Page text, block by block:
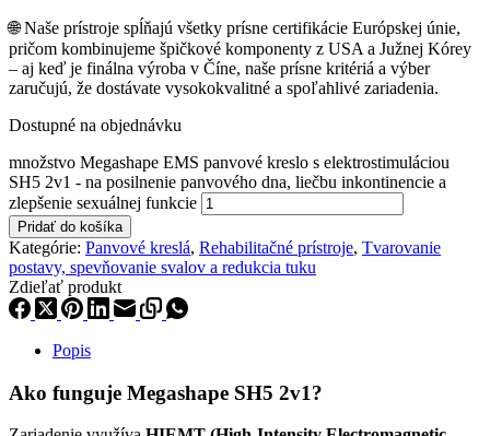
🌐 Naše prístroje spĺňajú všetky prísne certifikácie Európskej únie,
pričom kombinujeme špičkové komponenty z USA a Južnej Kórey
– aj keď je finálna výroba v Číne, naše prísne kritériá a výber
zaručujú, že dostávate vysokokvalitné a spoľahlivé zariadenia.
Dostupné na objednávku
množstvo Megashape EMS panvové kreslo s elektrostimuláciou
SH5 2v1 - na posilnenie panvového dna, liečbu inkontinencie a
zlepšenie sexuálnej funkcie
Pridať do košíka
Kategórie: Panvové kreslá, Rehabilitačné prístroje, Tvarovanie
postavy, spevňovanie svalov a redukcia tuku
Zdieľať produkt
Popis
Ako funguje Megashape SH5 2v1?